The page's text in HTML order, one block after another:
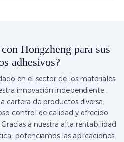
Hongzheng para sus
adhesivos?
en el sector de los materiales
innovación independiente,
cartera de productos diversa,
control de calidad y ofrecido
a nuestra alta rentabilidad
potenciamos las aplicaciones